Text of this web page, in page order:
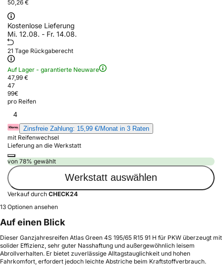
50,26 €
Kostenlose Lieferung
Mi. 12.08. - Fr. 14.08.
21 Tage Rückgaberecht
Auf Lager - garantierte Neuware
47,99 €
47
99€
pro Reifen
4
Zinsfreie Zahlung: 15,99 €/Monat in 3 Raten
mit Reifenwechsel
Lieferung an die Werkstatt
von 78% gewählt
Werkstatt auswählen
Verkauf durch CHECK24
13 Optionen ansehen
Auf einen Blick
Dieser Ganzjahresreifen Atlas Green 4S 195/65 R15 91 H für PKW überzeugt mit
solider Effizienz, sehr guter Nasshaftung und außergewöhnlich leisem
Abrollverhalten. Er bietet zuverlässige Alltagstauglichkeit und hohen
Fahrkomfort, erfordert jedoch leichte Abstriche beim Kraftstoffverbrauch.